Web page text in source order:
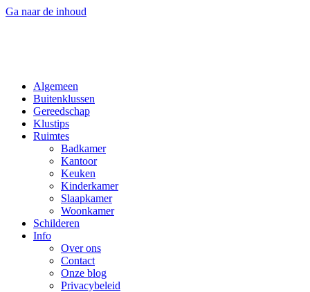
Ga naar de inhoud
Algemeen
Buitenklussen
Gereedschap
Klustips
Ruimtes
Badkamer
Kantoor
Keuken
Kinderkamer
Slaapkamer
Woonkamer
Schilderen
Info
Over ons
Contact
Onze blog
Privacybeleid